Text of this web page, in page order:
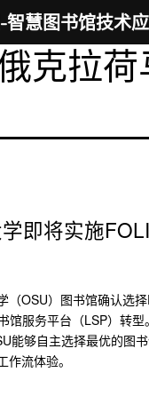
克拉
即将实施
（OSU）图书馆确认选
馆服务平台（LSP）转
能够自主选择最优的图
流体验。
智慧图书馆技术